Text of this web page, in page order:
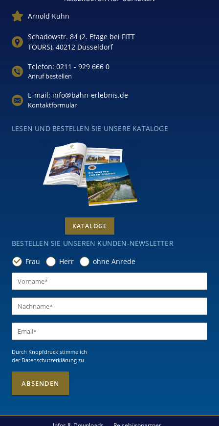
Arnold Kühn
Schadowstr. 84 (2. Etage bei FITT
TOURS), 40212 Düsseldorf
Telefon: 0211 - 929 666 0
Anruf bestellen
E-mail: info@bahn-erlebnis.de
Kontaktformular
LESEN UND BESTELLEN SIE UNSERE KATALOGE
KATALOGE
BESTELLEN SIE UNSEREN KUNDEN-NEWSLETTER
Frau
Herr ohne Anrede
Durch Knopfdruck stimme ich
der Datenschutzerklärung zu